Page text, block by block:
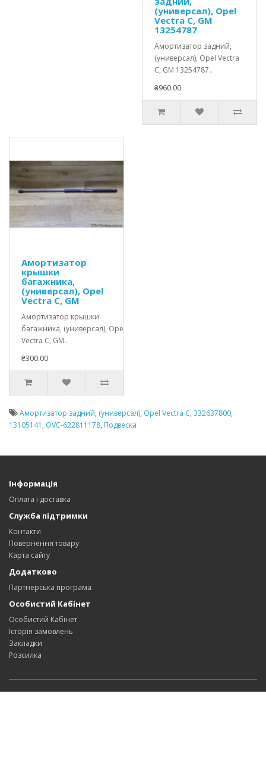
(универсал), Opel
Vectra C, GM
13254787
Амортизатор задний,
(универсал), Opel Vectra
C, GM 13254787..
₴960.00
Амортизатор
крышки
багажника,
(универсал), Opel
Vectra C, GM
Амортизатор крышки
багажника, (универсал), Opel
Vectra C, GM..
₴300.00
Амортизатор задний, (универсал), Opel Vectra C, 332637800,
13105141 , OVC-622811178, Подвеска
Інформація
Оплата і доставка
Служба підтримки
Контакти
Повернення товару
Карта сайту
Додатково
Партнерська програма
Особистий Кабінет
Особистий Кабінет
Історія замовлень
Закладки
Розсилка